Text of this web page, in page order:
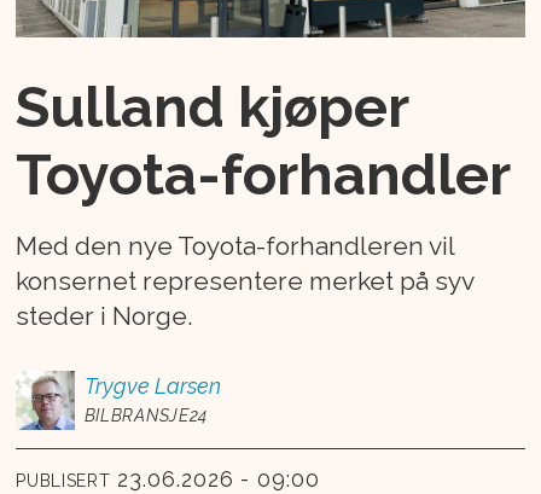
Sulland kjøper
Toyota-forhandler
Med den nye Toyota-forhandleren vil
konsernet representere merket på syv
steder i Norge.
Trygve Larsen
BILBRANSJE24
PUBLISERT 23.06.2026 - 09:00